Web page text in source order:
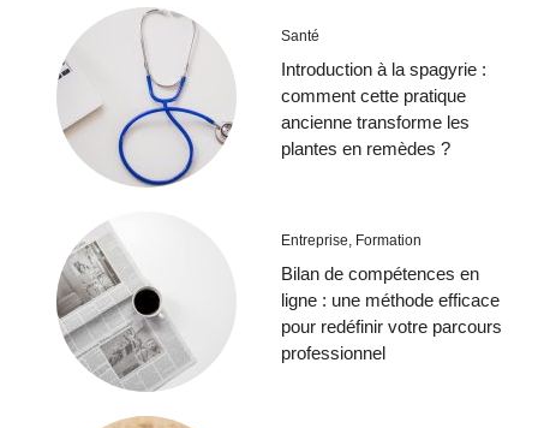
Santé
Introduction à la spagyrie :
comment cette pratique
ancienne transforme les
plantes en remèdes ?
Entreprise, Formation
Bilan de compétences en
ligne : une méthode efficace
pour redéfinir votre parcours
professionnel